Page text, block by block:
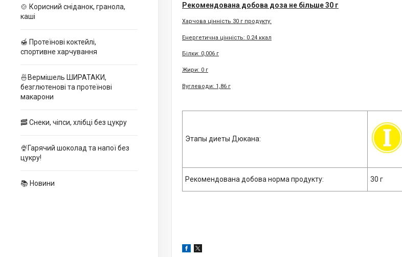
🍲 Корисний сніданок, гранола,
каші
🍯 Протеїнові коктейлі,
спортивне харчування
🍜Вермішель ШИРАТАКИ,
безглютенові та протеїнові
макарони
🥓 Снеки, чіпси, хлібці без цукру
🍨Гарячий шоколад та напої без
цукру!
📚 Новини
Рекомендована добова доза не більше 30 г
Харчова цінність 30 г продукту:
Енергетична цінність: 0.24 ккал
Білки: 0,006 г
Жири: 0 г
Вуглеводи: 1,86 г
Этапы диеты Дюкана:
Рекомендована добова норма продукту: 30 г